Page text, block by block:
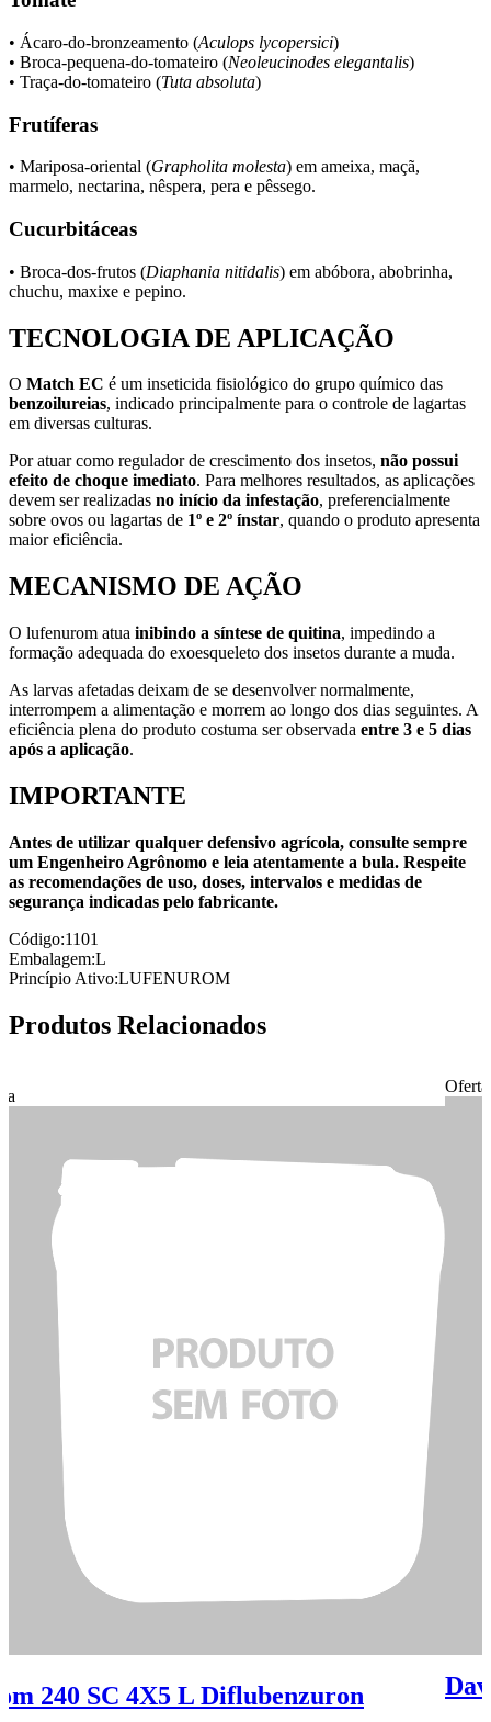
• Ácaro-do-bronzeamento (Aculops lycopersici)
• Broca-pequena-do-tomateiro (Neoleucinodes elegantalis)
• Traça-do-tomateiro (Tuta absoluta)
Frutíferas
• Mariposa-oriental (Grapholita molesta) em ameixa, maçã,
marmelo, nectarina, nêspera, pera e pêssego.
Cucurbitáceas
• Broca-dos-frutos (Diaphania nitidalis) em abóbora, abobrinha,
chuchu, maxixe e pepino.
TECNOLOGIA DE APLICAÇÃO
O Match EC é um inseticida fisiológico do grupo químico das
benzoilureias, indicado principalmente para o controle de lagartas
em diversas culturas.
Por atuar como regulador de crescimento dos insetos, não possui
efeito de choque imediato. Para melhores resultados, as aplicações
devem ser realizadas no início da infestação, preferencialmente
sobre ovos ou lagartas de 1º e 2º ínstar, quando o produto apresenta
maior eficiência.
MECANISMO DE AÇÃO
O lufenurom atua inibindo a síntese de quitina, impedindo a
formação adequada do exoesqueleto dos insetos durante a muda.
As larvas afetadas deixam de se desenvolver normalmente,
interrompem a alimentação e morrem ao longo dos dias seguintes. A
eficiência plena do produto costuma ser observada entre 3 e 5 dias
após a aplicação.
IMPORTANTE
Antes de utilizar qualquer defensivo agrícola, consulte sempre
um Engenheiro Agrônomo e leia atentamente a bula. Respeite
as recomendações de uso, doses, intervalos e medidas de
segurança indicadas pelo fabricante.
Código:1101
Embalagem:L
Princípio Ativo:LUFENUROM
Produtos Relacionados
240 SC 4X5 L Diflubenzuron
Oferta